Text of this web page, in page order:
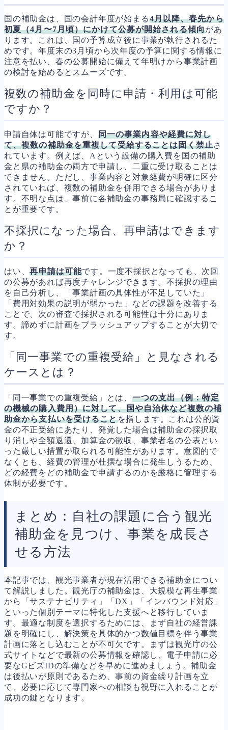
国の補助金は、国の会計年度が始まる4月以降、春先から
初夏（4月〜7月頃）にかけて公募が開始される傾向があ
ります。これは、国の予算成立後に事業が執行されるた
めです。年度末の3月頃から次年度の予算に関する情報に
注意を払い、春の公募開始に備えて年明けから事業計画
の検討を始めるとスムーズです。
複数の補助金を同時に申請・利用は可能
ですか？
申請自体は可能ですが、 同一の事業内容や経費に対し
て、複数の補助金を重複して受給することは固く禁止さ
れています。例えば、Aという設備の購入費を国の補助
金と県の補助金の両方で申請し、二重に受け取ることは
できません。ただし、事業内容と対象経費が明確に区分
されていれば、複数の補助金を併用できる場合がありま
す。不明な点は、事前に各補助金の事務局に確認するこ
とが重要です。
不採択になった場合、再申請はできます
か？
はい、再申請は可能です。一度不採択となっても、次回
の公募があれば再度チャレンジできます。不採択の理由
を自己分析し、「事業計画の具体性が不足していた」
「費用対効果の説明が弱かった」などの課題を改善する
ことで、次の審査で採択される可能性は十分にありま
す。諦めずに計画をブラッシュアップすることが大切で
す。
「同一事業での重複受給」と見なされる
ケースとは？
「同一事業での重複受給」とは、 一つの支出（例：特定
の機械の購入費用）に対して、国や自治体など複数の補
助金から支払いを受けることを指します。これは公的資
金の不正受給にあたり、発覚した場合は補助金の採択取
り消しや全額返還、加算金の徴収、事業者名の公表とい
った厳しい措置が取られる可能性があります。意図的で
なくとも、経費の管理が杜撰な場合に発生しうるため、
どの経費をどの補助金で申請するのかを厳格に管理する
体制が必要です。
まとめ：自社の課題に合う観光
補助金を見つけ、事業を成長さ
せる方法
本記事では、観光事業者が現在活用できる補助金につい
て解説しました。観光庁の補助金は、大規模な再生事業
から「サステナビリティ」「DX」「インバウンド対応」
といった個別テーマに特化した支援へと移行していま
す。最適な制度を選択するためには、まず自社の経営課
題を明確にし、解決策を具体的かつ数値目標を伴う事業
計画に落とし込むことが不可欠です。まずは観光庁の公
式サイトなどで最新の公募情報を確認し、電子申請に必
要なGビズIDの準備などを早めに進めましょう。補助金
は後払いが原則であるため、事前の資金繰り計画を立
て、必要に応じて専門家への相談も視野に入れることが
成功の鍵となります。